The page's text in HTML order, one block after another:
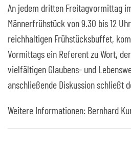
An jedem dritten Freitagvormittag
Männerfrühstück von 9.30 bis 12
reichhaltigen Frühstücksbuffet,
Vormittags ein Referent zu Wort,
vielfältigen Glaubens- und
anschließende Diskussion schließt
Weitere Informationen: Bernhard